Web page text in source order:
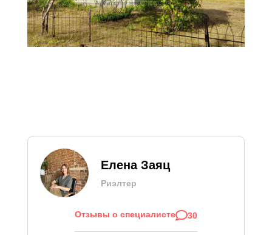
Елена Заяц
Риэлтер
Отзывы о специалисте 30